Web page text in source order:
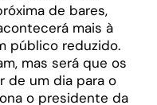
de bares,
mais à
público reduzido.
mas será que os
de um dia para o
o presidente da